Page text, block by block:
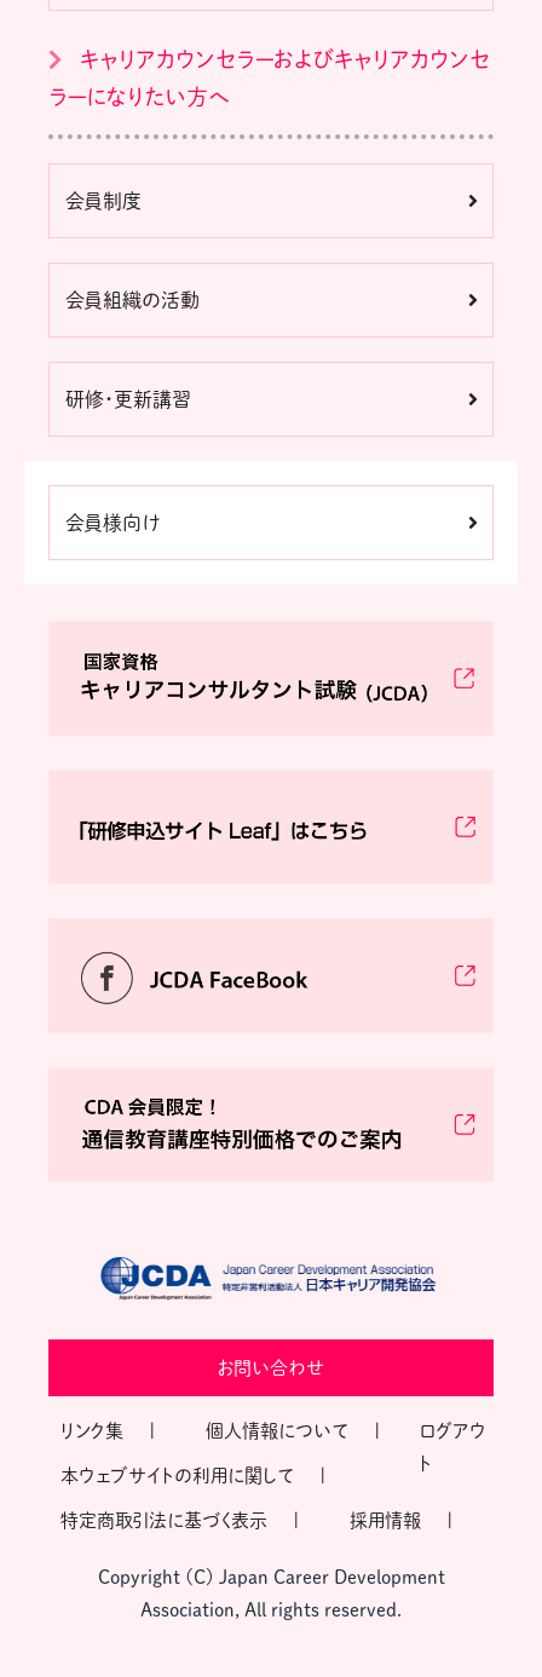
キャリアカウンセラーおよびキャリアカウンセ
ラーになりたい方へ
会員制度
会員組織の活動
研修・更新講習
会員様向け
お問い合わせ
リンク集 個人情報について
本ウェブサイトの利用に関して
特定商取引法に基づく表示 採用情報
ログアウ
ト
Copyright (C) Japan Career Development
Association, All rights reserved.